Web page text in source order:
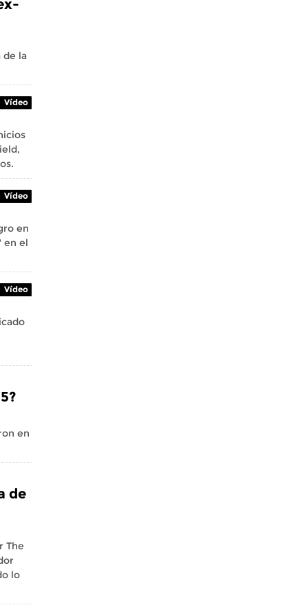
de la
Vídeo
Vídeo
en
en el
Vídeo
en
de
The
lo